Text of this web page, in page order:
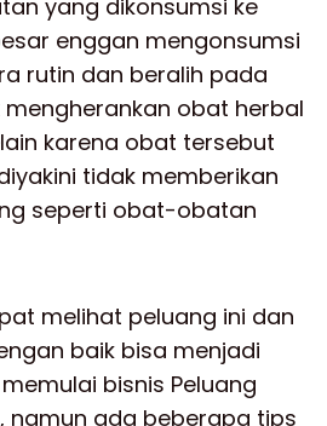
yang dikonsumsi ke
enggan mengonsumsi
rutin dan beralih pada
obat herbal
karena obat tersebut
tidak memberikan
seperti obat-obatan
melihat peluang ini dan
baik bisa menjadi
bisnis Peluang
namun ada beberapa tips